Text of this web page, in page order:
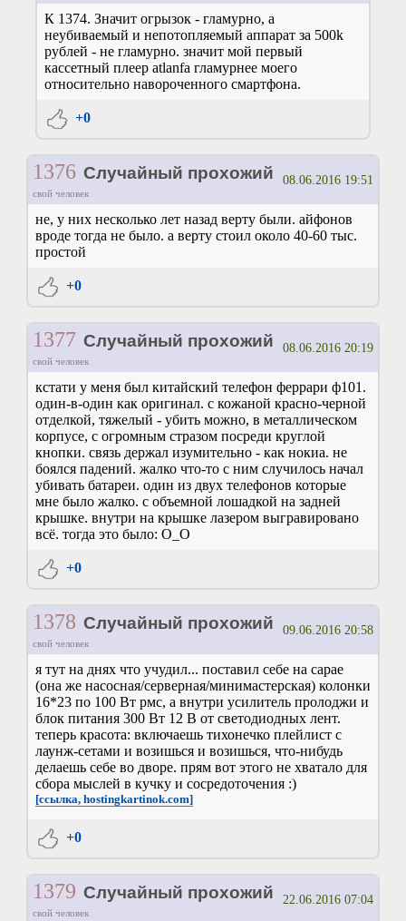
К 1374. Значит огрызок - гламурно, а
неубиваемый и непотопляемый аппарат за 500k
рублей - не гламурно. значит мой первый
кассетный плеер atlanfa гламурнее моего
относительно навороченного смартфона.
+0
1376 Случайный прохожий
свой человек
08.06.2016 19:51
не, у них несколько лет назад верту были. айфонов
вроде тогда не было. а верту стоил около 40-60 тыс.
простой
+0
1377 Случайный прохожий
свой человек
08.06.2016 20:19
кстати у меня был китайский телефон феррари ф101.
один-в-один как оригинал. с кожаной красно-черной
отделкой, тяжелый - убить можно, в металлическом
корпусе, с огромным стразом посреди круглой
кнопки. связь держал изумительно - как нокиа. не
боялся падений. жалко что-то с ним случилось начал
убивать батареи. один из двух телефонов которые
мне было жалко. с объемной лошадкой на задней
крышке. внутри на крышке лазером выгравировано
всё. тогда это было: О_О
+0
1378 Случайный прохожий
свой человек
09.06.2016 20:58
я тут на днях что учудил... поставил себе на сарае
(она же насосная/серверная/минимастерская) колонки
16*23 по 100 Вт рмс, а внутри усилитель пролоджи и
блок питания 300 Вт 12 В от светодиодных лент.
теперь красота: включаешь тихонечко плейлист с
лаунж-сетами и возишься и возишься, что-нибудь
делаешь себе во дворе. прям вот этого не хватало для
сбора мыслей в кучку и сосредоточения :)
[ссылка, hostingkartinok.com]
+0
1379 Случайный прохожий
свой человек
22.06.2016 07:04